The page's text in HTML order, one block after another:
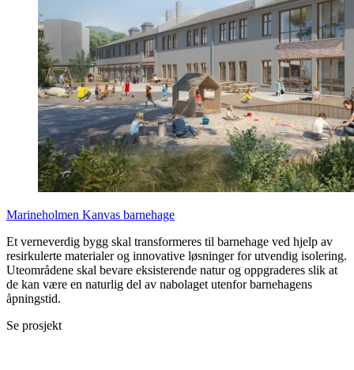
Marineholmen Kanvas barnehage
Et verneverdig bygg skal transformeres til barnehage ved hjelp av
resirkulerte materialer og innovative løsninger for utvendig isolering.
Uteområdene skal bevare eksisterende natur og oppgraderes slik at
de kan være en naturlig del av nabolaget utenfor barnehagens
åpningstid.
Se prosjekt